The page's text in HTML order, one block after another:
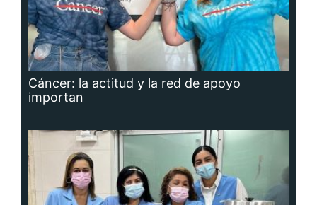
Cáncer: la actitud y la red de apoyo
importan